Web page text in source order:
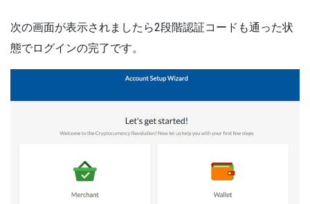
次の画面が表示されましたら2段階認証コードも通った状
態でログインの完了です。